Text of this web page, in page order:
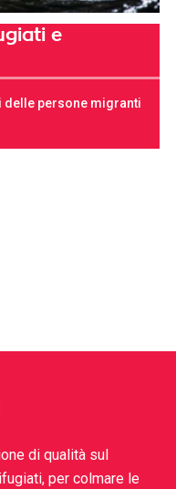
e
persone migranti
di qualità sul
per colmare le